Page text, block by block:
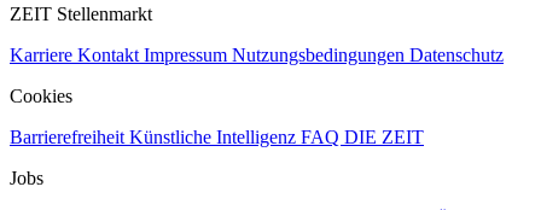
ZEIT Stellenmarkt
Karriere Kontakt Impressum Nutzungsbedingungen Datenschutz
Cookies
Barrierefreiheit Künstliche Intelligenz FAQ DIE ZEIT
Jobs